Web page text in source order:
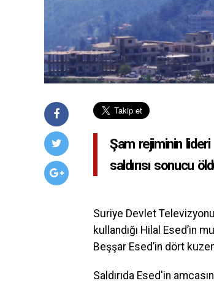
Şam rejiminin lideri
saldırısı sonucu
Suriye Devlet
kullandığı Hilal Esed’in
Beşşar Esed’in dört
Saldırıda Esed'in